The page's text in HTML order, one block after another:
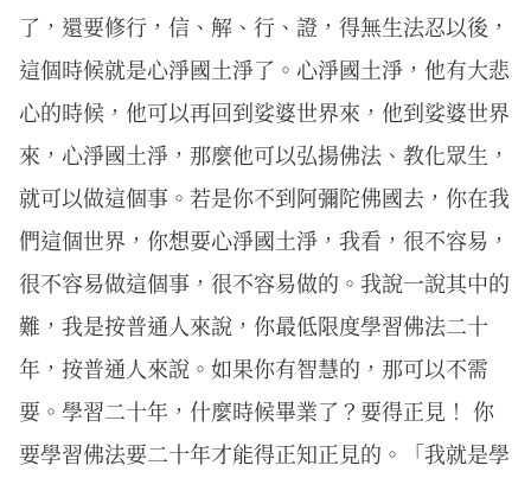
了，還要修行，信、解、行、證，得無生法忍以後，
這個時候就是心淨國土淨了。心淨國土淨，他有大悲
心的時候，他可以再回到娑婆世界來，他到娑婆世界
來，心淨國土淨，那麼他可以弘揚佛法、教化眾生，
就可以做這個事。若是你不到阿彌陀佛國去，你在我
們這個世界，你想要心淨國土淨，我看，很不容易，
很不容易做這個事，很不容易做的。我說一說其中的
難，我是按普通人來說，你最低限度學習佛法二十
年，按普通人來說。如果你有智慧的，那可以不需
要。學習二十年，什麼時候畢業了？要得正見！ 你
要學習佛法要二十年才能得正知正見的。「我就是學